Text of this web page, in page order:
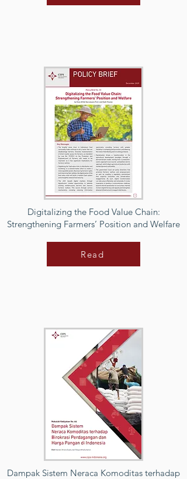
Digitalizing the Food Value Chain:
Strengthening Farmers’ Position and Welfare
Read
Dampak Sistem Neraca Komoditas terhadap